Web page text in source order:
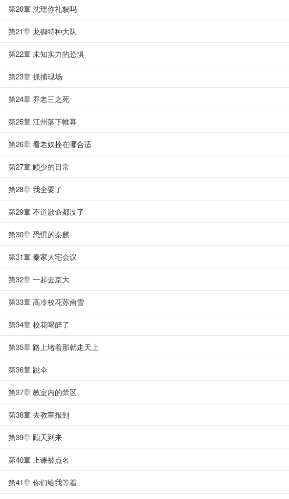
第20章 沈瑶你礼貌吗
第21章 龙御特种大队
第22章 未知实力的恐惧
第23章 抓捕现场
第24章 乔老三之死
第25章 江州落下帷幕
第26章 看老奴拴在哪合适
第27章 顾少的日常
第28章 我全要了
第29章 不道歉命都没了
第30章 恐惧的秦麒
第31章 秦家大宅会议
第32章 一起去京大
第33章 高冷校花苏南雪
第34章 校花喝醉了
第35章 路上堵着那就走天上
第36章 跳伞
第37章 教室内的禁区
第38章 去教室报到
第39章 顾天到来
第40章 上课被点名
第41章 你们给我等着